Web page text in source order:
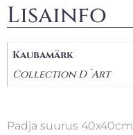
Lisainfo
Kaubamärk
Collection D´Art
Padja suurus 40x40cm